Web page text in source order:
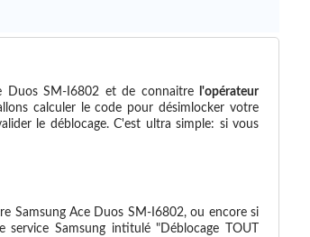
Duos SM-I6802 et de connaitre
l'opérateur
calculer le code pour désimlocker votre
le déblocage. C'est ultra simple: si vous
Samsung Ace Duos SM-I6802, ou encore si
Samsung intitulé "Déblocage TOUT